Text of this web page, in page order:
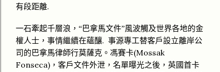
有段距離.
一石牽起千層浪， “巴拿馬文件”風波觸及世界各地的金
權人士， 事情繼續在蘊釀. 事源專工替客戶設立離岸公
司的巴拿馬律師行莫薩克。馮賽卡(Mossak
Fonseca) ，客戶文件外泄，名單曝光之後，英國首卡